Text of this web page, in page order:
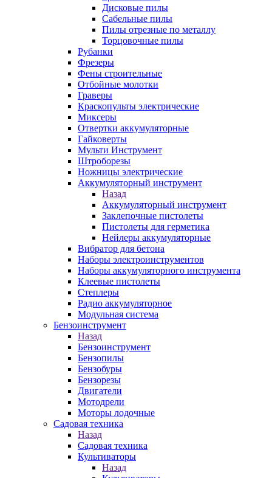
Дисковые пилы
Сабельные пилы
Пилы отрезные по металлу
Торцовочные пилы
Рубанки
Фрезеры
Фены строительные
Отбойные молотки
Граверы
Краскопульты электрические
Миксеры
Отвертки аккумуляторные
Гайковерты
Мульти Инструмент
Штроборезы
Ножницы электрические
Аккумуляторный инструмент
Назад
Аккумуляторный инструмент
Заклепочные пистолеты
Пистолеты для герметика
Нейлеры аккумуляторные
Вибратор для бетона
Наборы электроинструментов
Наборы аккумуляторного инструмента
Клеевые пистолеты
Степлеры
Радио аккумуляторное
Модульная система
Бензоинструмент
Назад
Бензоинструмент
Бензопилы
Бензобуры
Бензорезы
Двигатели
Мотодрели
Моторы лодочные
Садовая техника
Назад
Садовая техника
Культиваторы
Назад